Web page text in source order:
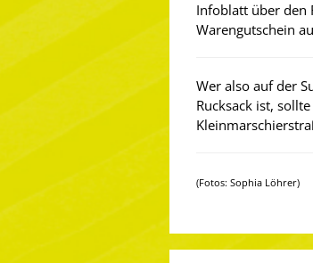
Infoblatt über den
Warengutschein
Wer also auf der
Rucksack ist,
(Fotos: Sophia Löhrer)